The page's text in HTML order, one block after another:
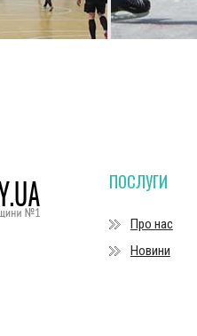
ПОСЛУГИ
Про нас
Новини